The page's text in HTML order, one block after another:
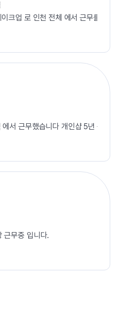
(시간 협의 가능) 올해 5월 피
크업 로 인천 전체 에서 근무를 희망합
간의 집중교육을 수료하였습니다
서 근무했습니다 개인샵 5년 운영도 했
심한 배려, 철저한 위생 관리의
근무중 입니다.